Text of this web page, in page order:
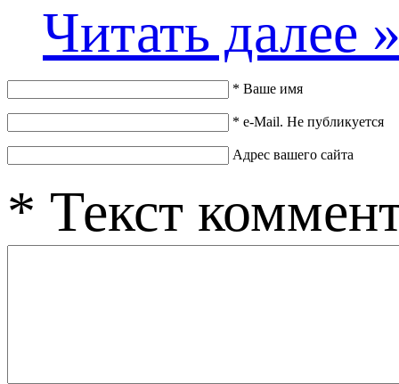
Читать далее
* Ваше имя
* e-Mail. Не публикуется
Адрес вашего сайта
* Текст